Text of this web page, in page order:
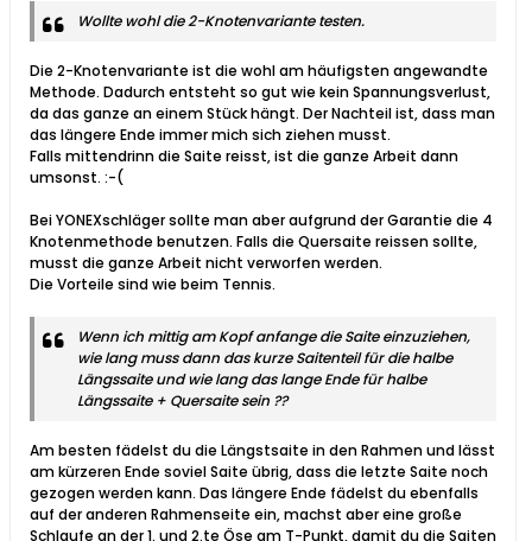
Wollte wohl die 2-Knotenvariante testen.
Die 2-Knotenvariante ist die wohl am häufigsten angewandte
Methode. Dadurch entsteht so gut wie kein Spannungsverlust,
da das ganze an einem Stück hängt. Der Nachteil ist, dass man
das längere Ende immer mich sich ziehen musst.
Falls mittendrinn die Saite reisst, ist die ganze Arbeit dann
umsonst. :-(
Bei YONEXschläger sollte man aber aufgrund der Garantie die 4
Knotenmethode benutzen. Falls die Quersaite reissen sollte,
musst die ganze Arbeit nicht verworfen werden.
Die Vorteile sind wie beim Tennis.
Wenn ich mittig am Kopf anfange die Saite einzuziehen,
wie lang muss dann das kurze Saitenteil für die halbe
Längssaite und wie lang das lange Ende für halbe
Längssaite + Quersaite sein ??
Am besten fädelst du die Längstsaite in den Rahmen und lässt
am kürzeren Ende soviel Saite übrig, dass die letzte Saite noch
gezogen werden kann. Das längere Ende fädelst du ebenfalls
auf der anderen Rahmenseite ein, machst aber eine große
Schlaufe an der 1. und 2.te Öse am T-Punkt, damit du die Saiten